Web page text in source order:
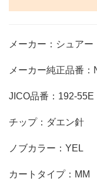
メーカー：シュアー
メーカー純正品番：
JICO品番：192-55E
チップ：ダエン針
ノブカラー：YEL
カートタイプ：MM